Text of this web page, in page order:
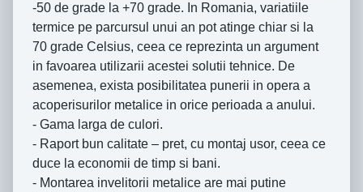
-50 de grade la +70 grade. In Romania, variatiile
termice pe parcursul unui an pot atinge chiar si la
70 grade Celsius, ceea ce reprezinta un argument
in favoarea utilizarii acestei solutii tehnice. De
asemenea, exista posibilitatea punerii in opera a
acoperisurilor metalice in orice perioada a anului.
- Gama larga de culori.
- Raport bun calitate – pret, cu montaj usor, ceea ce
duce la economii de timp si bani.
- Montarea invelitorii metalice are mai putine